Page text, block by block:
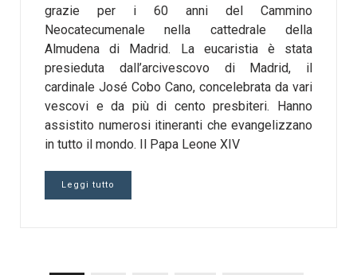
grazie per i 60 anni del Cammino
Neocatecumenale nella cattedrale della
Almudena di Madrid. La eucaristia è stata
presieduta dall’arcivescovo di Madrid, il
cardinale José Cobo Cano, concelebrata da vari
vescovi e da più di cento presbiteri. Hanno
assistito numerosi itineranti che evangelizzano
in tutto il mondo. Il Papa Leone XIV
Leggi tutto